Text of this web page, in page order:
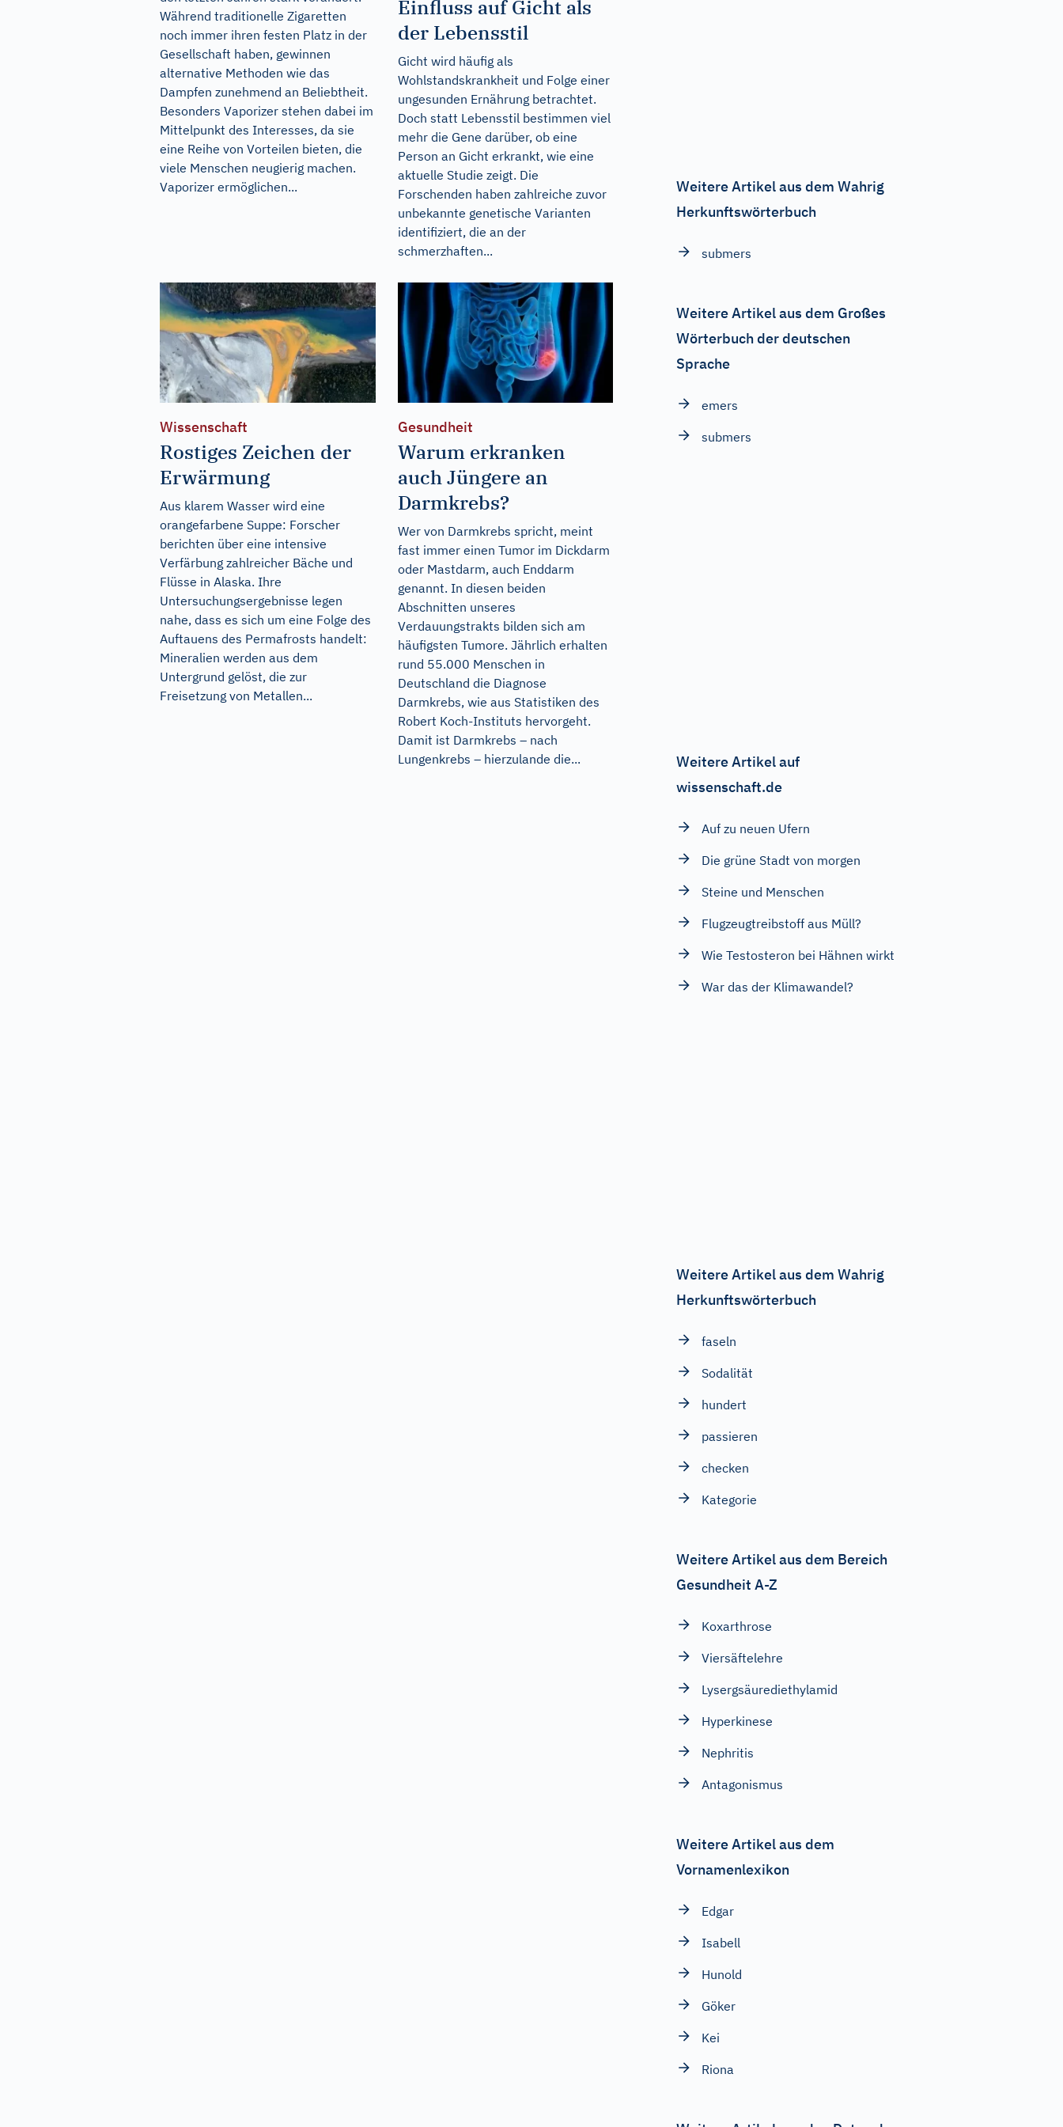
Während traditionelle Zigaretten
noch immer ihren festen Platz in der
Gesellschaft haben, gewinnen
alternative Methoden wie das
Dampfen zunehmend an Beliebtheit.
Besonders Vaporizer stehen dabei im
Mittelpunkt des Interesses, da sie
eine Reihe von Vorteilen bieten, die
viele Menschen neugierig machen.
Vaporizer ermöglichen...
Einfluss auf Gicht als
der Lebensstil
Gicht wird häufig als
Wohlstandskrankheit und Folge einer
ungesunden Ernährung betrachtet.
Doch statt Lebensstil bestimmen viel
mehr die Gene darüber, ob eine
Person an Gicht erkrankt, wie eine
aktuelle Studie zeigt. Die
Forschenden haben zahlreiche zuvor
unbekannte genetische Varianten
identifiziert, die an der
schmerzhaften...
Wissenschaft
Rostiges Zeichen der
Erwärmung
Aus klarem Wasser wird eine
orangefarbene Suppe: Forscher
berichten über eine intensive
Verfärbung zahlreicher Bäche und
Flüsse in Alaska. Ihre
Untersuchungsergebnisse legen
nahe, dass es sich um eine Folge des
Auftauens des Permafrosts handelt:
Mineralien werden aus dem
Untergrund gelöst, die zur
Freisetzung von Metallen...
Gesundheit
Warum erkranken
auch Jüngere an
Darmkrebs?
Wer von Darmkrebs spricht, meint
fast immer einen Tumor im Dickdarm
oder Mastdarm, auch Enddarm
genannt. In diesen beiden
Abschnitten unseres
Verdauungstrakts bilden sich am
häufigsten Tumore. Jährlich erhalten
rund 55.000 Menschen in
Deutschland die Diagnose
Darmkrebs, wie aus Statistiken des
Robert Koch-Instituts hervorgeht.
Damit ist Darmkrebs – nach
Lungenkrebs – hierzulande die...
Weitere Artikel aus dem Wahrig
Herkunftswörterbuch
submers
Weitere Artikel aus dem Großes
Wörterbuch der deutschen
Sprache
emers
submers
Weitere Artikel auf
wissenschaft.de
Auf zu neuen Ufern
Die grüne Stadt von morgen
Steine und Menschen
Flugzeugtreibstoff aus Müll?
Wie Testosteron bei Hähnen wirkt
War das der Klimawandel?
Weitere Artikel aus dem Wahrig
Herkunftswörterbuch
faseln
Sodalität
hundert
passieren
checken
Kategorie
Weitere Artikel aus dem Bereich
Gesundheit A-Z
Koxarthrose
Viersäftelehre
Lysergsäurediethylamid
Hyperkinese
Nephritis
Antagonismus
Weitere Artikel aus dem
Vornamenlexikon
Edgar
Isabell
Hunold
Göker
Kei
Riona